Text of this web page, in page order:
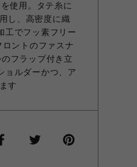
使用。タテ糸に
し、高密度に織
工でフッ素フリー
ントのファスナ
フラップ付き立
ョルダーかつ、ア
す